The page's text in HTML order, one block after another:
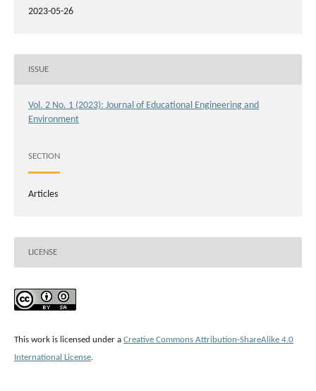
2023-05-26
ISSUE
Vol. 2 No. 1 (2023): Journal of Educational Engineering and
Environment
SECTION
Articles
LICENSE
This work is licensed under a Creative Commons Attribution-ShareAlike 4.0
International License.